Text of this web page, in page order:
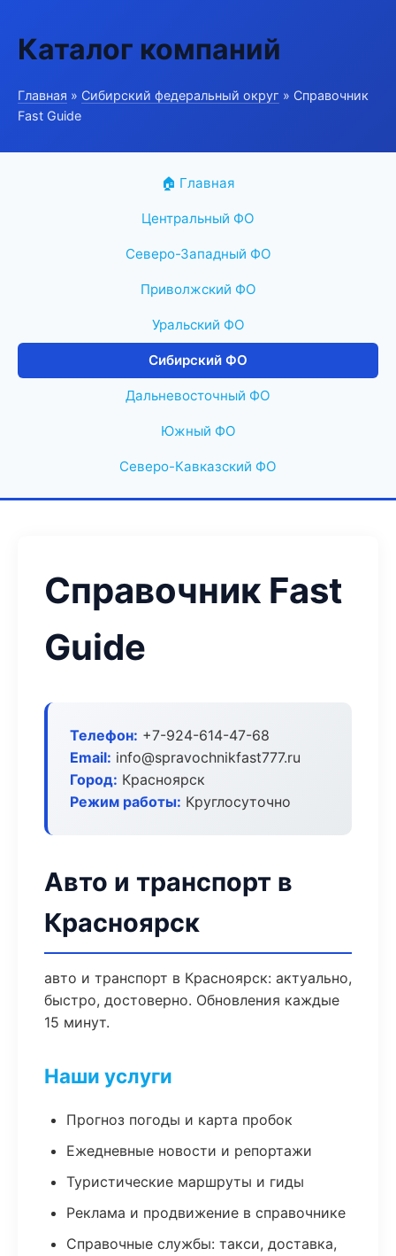
Каталог компаний
Главная » Сибирский федеральный округ » Справочник
Fast Guide
🏠 Главная
Центральный ФО
Северо-Западный ФО
Приволжский ФО
Уральский ФО
Сибирский ФО
Дальневосточный ФО
Южный ФО
Северо-Кавказский ФО
Справочник Fast
Guide
Телефон: +7-924-614-47-68
Email: info@spravochnikfast777.ru
Город: Красноярск
Режим работы: Круглосуточно
Авто и транспорт в
Красноярск
авто и транспорт в Красноярск: актуально,
быстро, достоверно. Обновления каждые
15 минут.
Наши услуги
Прогноз погоды и карта пробок
Ежедневные новости и репортажи
Туристические маршруты и гиды
Реклама и продвижение в справочнике
Справочные службы: такси, доставка,